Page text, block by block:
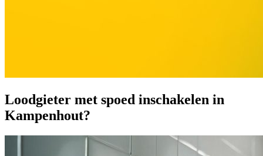
Loodgieter met spoed inschakelen in
Kampenhout?